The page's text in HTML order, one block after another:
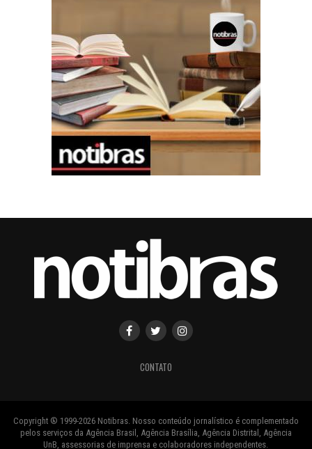
CONTATO
Copyright ® 1999-2026 Notibras. Nosso conteúdo jornalístico é complementado
pelos serviços da Agência Brasil, Agência Brasília, Agência Distrital, Agência
UnB, assessorias de imprensa e colaboradores independentes.